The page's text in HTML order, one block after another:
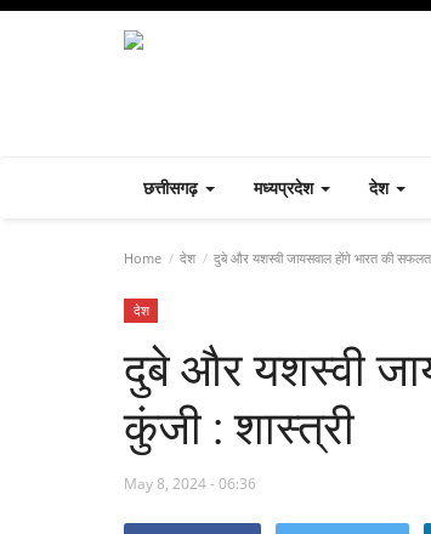
छत्तीसगढ़ मध्यप्रदेश देश
Home देश दुबे और यशस्वी जायसवाल होंगे भारत की
देश
दुबे और यशस्वी
कुंजी : शास्त्री
May 8, 2024 - 06:36